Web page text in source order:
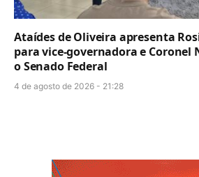
Ataídes de Oliveira apresenta
para vice-governadora e Coronel
o Senado Federal
4 de agosto de 2026 - 21:28